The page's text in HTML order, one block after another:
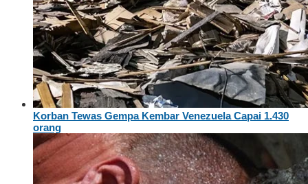
Korban Tewas Gempa Kembar Venezuela Capai 1.430
orang